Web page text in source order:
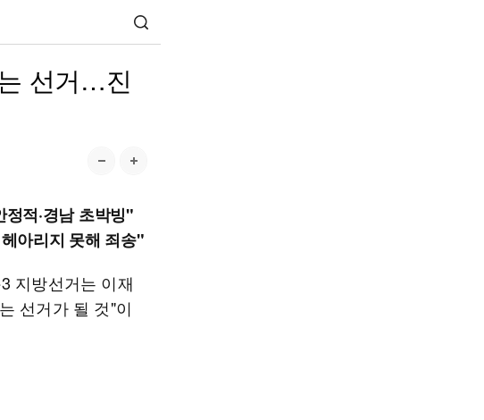
선거…진
적·경남 초박빙"
아리지 못해 죄송"
지방선거는 이재
선거가 될 것"이